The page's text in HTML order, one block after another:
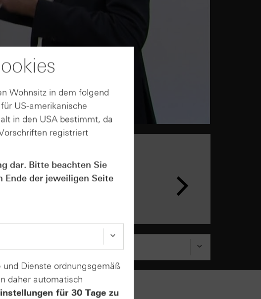
Wohnsitz in dem folgend
US-amerikanische
in den USA bestimmt, da
registriert
dar. Bitte beachten Sie
Ende der jeweiligen Seite
Dienste ordnungsgemäß
daher automatisch
für 30 Tage zu